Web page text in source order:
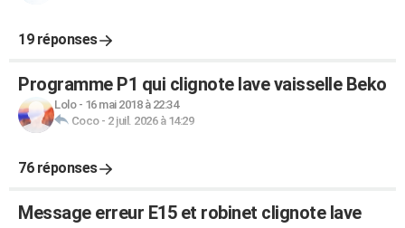
19 réponses
Programme P1 qui clignote lave vaisselle Beko
Lolo- 16 mai 2018 à 22:34
Coco- 2 juil. 2026 à 14:29
76 réponses
Message erreur E15 et robinet clignote lave